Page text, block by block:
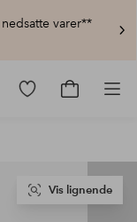
varer**
Gå
Gå
Vis lignende